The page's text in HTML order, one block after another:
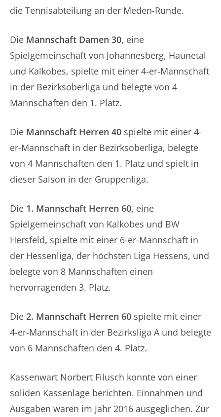
die Tennisabteilung an der Meden-Runde.
Die Mannschaft Damen 30, eine
Spielgemeinschaft von Johannesberg, Haunetal
und Kalkobes, spielte mit einer 4-er-Mannschaft
in der Bezirksoberliga und belegte von 4
Mannschaften den 1. Platz.
Die Mannschaft Herren 40 spielte mit einer 4-
er-Mannschaft in der Bezirksoberliga, belegte
von 4 Mannschaften den 1. Platz und spielt in
dieser Saison in der Gruppenliga.
Die 1. Mannschaft Herren 60, eine
Spielgemeinschaft von Kalkobes und BW
Hersfeld, spielte mit einer 6-er-Mannschaft in
der Hessenliga, der höchsten Liga Hessens, und
belegte von 8 Mannschaften einen
hervorragenden 3. Platz.
Die 2. Mannschaft Herren 60 spielte mit einer
4-er-Mannschaft in der Bezirksliga A und belegte
von 6 Mannschaften den 4. Platz.
Kassenwart Norbert Filusch konnte von einer
soliden Kassenlage berichten. Einnahmen und
Ausgaben waren im Jahr 2016 ausgeglichen. Zur